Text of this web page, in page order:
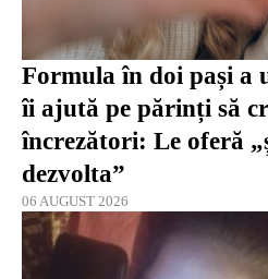
Formula în doi pași a
îi ajută pe părinți să
încrezători: Le oferă
dezvolta”
06 AUGUST 2026